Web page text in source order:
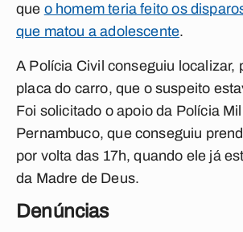
que o homem teria feito os
que matou a adolescente.
A Polícia Civil conseguiu localizar,
placa do carro, que o suspeito
Foi solicitado o apoio da Polícia
Pernambuco, que conseguiu
por volta das 17h, quando ele já
da Madre de Deus.
Denúncias